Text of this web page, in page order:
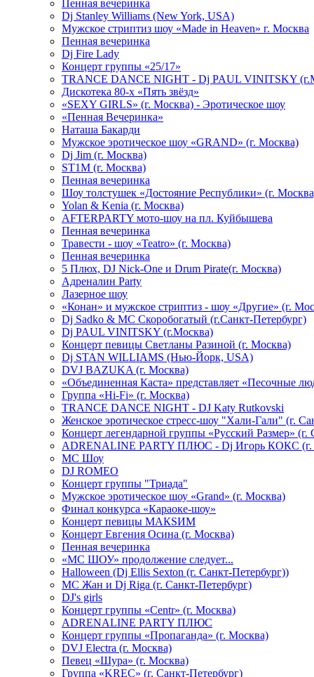
Пенная вечеринка
Dj Stanley Williams (New York, USA)
Мужское стриптиз шоу «Made in Heaven» г. Москва
Пенная вечеринка
Dj Fire Lady
Концерт группы «25/17»
TRANCE DANCE NIGHT - Dj PAUL VINITSKY
Дискотека 80-х «Пять звёзд»
«SEXY GIRLS» (г. Москва) - Эротическое шоу
«Пенная Вечеринка»
Hаташа Бакарди
Мужское эротическое шоу «GRAND» (г. Москва)
Dj Jim (г. Москва)
ST1M (г. Москва)
Пенная вечеринка
Шоу толстушек «Достояние Республики» (г.
Yolan & Kenia (г. Москва)
AFTERPARTY мото-шоу на пл. Куйбышева
Пенная вечеринка
Травести - шоу «Teatro» (г. Москва)
Пенная вечеринка
5 Плюх, DJ Nick-One и Drum Pirate(г. Москва)
Адреналин Party
Лазерное шоу
«Конан» и мужское стриптиз - шоу «Другие» (г.
Dj Sadko & МС Скоробогатый (г.Санкт-Петербург)
Dj PAUL VINITSKY (г.Москва)
Концерт певицы Светланы Разиной (г. Москва)
Dj STAN WILLIAMS (Нью-Йорк, USA)
DVJ BAZUKA (г. Москва)
«Объединенная Каста» представляет «Песочные
Группа «Hi-Fi» (г. Москва)
TRANCE DANCE NIGHT - DJ Katy Rutkovski
Женское эротическое стресс-шоу "Хали-Гали" (г.
Концерт легендарной группы «Русский Размер» (г.
ADRENALINE PARTY ПЛЮС - Dj Игорь КОКС (г.
MC Шоу
DJ ROMEO
Концерт группы "Триада"
Мужское эротическое шоу «Grand» (г. Москва)
Финал конкурса «Караоке-шоу»
Концерт певицы МАКSИМ
Концерт Евгения Осина (г. Москва)
Пенная вечеринка
«МС ШОУ» продолжение следует...
Halloween (Dj Ellis Sexton (г. Санкт-Петербург))
МС Жан и Dj Riga (г. Санкт-Петербург)
DJ's girls
Концерт группы «Centr» (г. Москва)
ADRENALINE PARTY ПЛЮС
Концерт группы «Пропаганда» (г. Москва)
DVJ Electra (г. Москва)
Певец «Шура» (г. Москва)
Группа «KREC» (г. Санкт-Петербург)